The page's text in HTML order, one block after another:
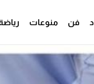
فن منوعات